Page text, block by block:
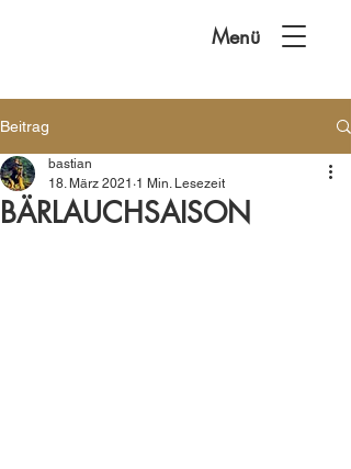
Menü
Beitrag
BÄRLAUCHSAISON
bastian
18. März 2021 1 Min. Lesezeit